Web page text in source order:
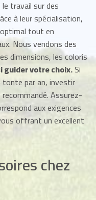
travail sur des
à leur spécialisation,
tout en
Nous vendons des
dimensions, les coloris
guider votre choix.Si
par an, investir
Assurez-
aux exigences
offrant un excellent
chez